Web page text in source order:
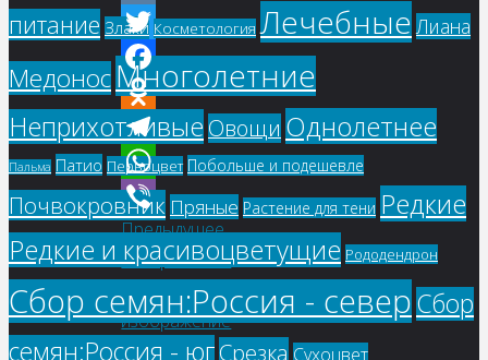
VK
Twitter
Facebook
Odnoklassniki
Telegram
WhatsApp
Viber
Предыдущее
изображение
Следующее
изображение
питание Злаки Косметология Лечебные Лиана
МедоносМноголетние
Неприхотливые Овощи Однолетнее
Пальма Патио Первоцвет Побольше и подешевле
Почвокровник Пряные Растение для тени Редкие
Редкие и красивоцветущие Рододендрон
Сбор семян:Россия - северСбор
семян:Россия - югСрезка Сухоцвет